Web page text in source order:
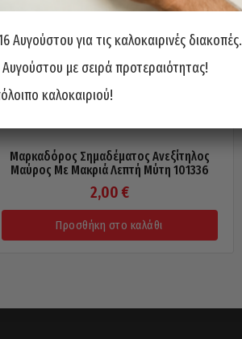
Μαρκαδόρος Σημαδέματος Ανεξίτηλος
Μαύρος Με Μακριά Λεπτή Μύτη 101336
2,00 €
Προσθήκη στο καλάθι
για τις καλοκαιρινές διακοπές.
με σειρά προτεραιότητας!
καλοκαιριού!